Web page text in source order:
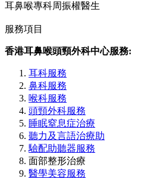
耳鼻喉專科周振權醫生
服務項目
香港耳鼻喉頭頸外科中心服務:
耳科服務
鼻科服務
喉科服務
頭頸外科服務
睡眠窒息症治療
聽力及言語治療助
驗配助聽器服務
面部整形治療
醫學美容服務